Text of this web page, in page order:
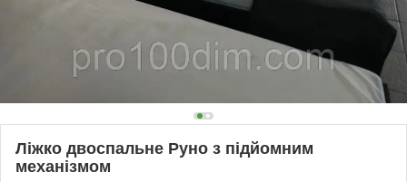
Ліжко двоспальне Руно з підйомним
механізмом